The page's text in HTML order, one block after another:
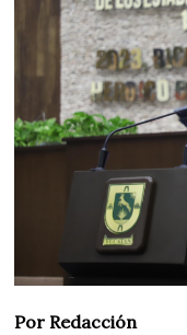
Por Redacción